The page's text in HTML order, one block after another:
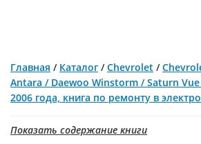
Главная / Каталог /Chevrolet /
Antara / Daewoo Winstorm / Saturn Vue
2006 года, книга по ремонту в
Показать содержание книги